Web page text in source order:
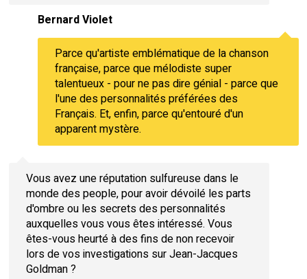
Bernard Violet
Parce qu'artiste emblématique de la chanson
française, parce que mélodiste super
talentueux - pour ne pas dire génial - parce que
l'une des personnalités préférées des
Français. Et, enfin, parce qu'entouré d'un
apparent mystère.
Vous avez une réputation sulfureuse dans le
monde des people, pour avoir dévoilé les parts
d'ombre ou les secrets des personnalités
auxquelles vous vous êtes intéressé. Vous
êtes-vous heurté à des fins de non recevoir
lors de vos investigations sur Jean-Jacques
Goldman ?